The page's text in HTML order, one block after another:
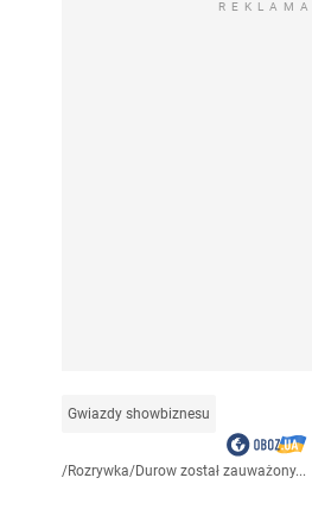
REKLAMA
Gwiazdy showbiznesu
/Rozrywka/Durow został zauważony...